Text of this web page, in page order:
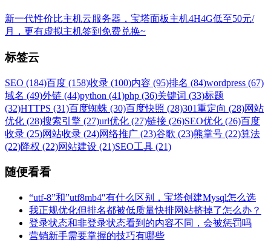
新一代性价比主机云服务器，宝塔面板主机4H4G低至50元/
月，更有虚拟主机签到免费兑换~
标签云
SEO (184)百度 (158)收录 (100)内容 (95)排名 (84)wordpress (67)
域名 (49)外链 (44)python (41)php (36)关键词 (33)标题
(32)HTTPS (31)百度蜘蛛 (30)百度快照 (28)301重定向 (28)网站
优化 (28)搜索引擎 (27)url优化 (27)链接 (26)SEO优化 (26)百度
收录 (25)网站收录 (24)网络推广 (23)谷歌 (23)熊掌号 (22)算法
(22)降权 (22)网站建设 (21)SEO工具 (21)
随便看看
“utf-8”和”utf8mb4″有什么区别，宝塔创建Mysql怎么选
我正规优化但排名都被低质量快排网站挤掉了怎么办？
登录状态和非登录状态看到的内容不同，会被惩罚吗
营销新手需要掌握的技巧有哪些